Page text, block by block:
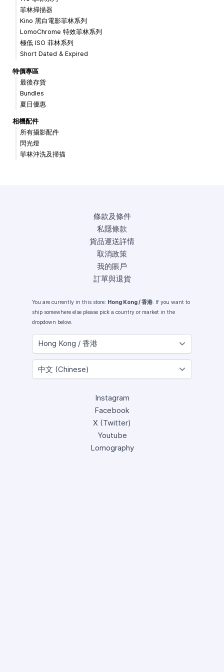
菲林掃描器
Kino 黑白電影菲林系列
LomoChrome 特效菲林系列
極低 ISO 菲林系列
Short Dated & Expired
特價專區
最後存貨
Bundles
夏日優惠
相機配件
所有攝影配件
閃光燈
菲林沖洗及掃描
條款及條件
私隱條款
貨品運送詳情
取消政策
我的賬戶
訂單與退貨
You are currently in this store: Hong Kong / 香港. If you want to
ship somewhere else please pick a country or market in the
dropdown below.
Instagram
Facebook
X (Twitter)
Youtube
Lomography